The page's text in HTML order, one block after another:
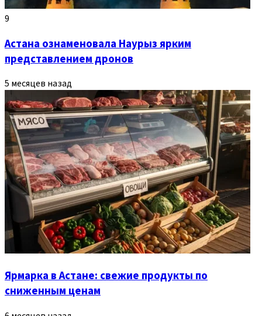
9
Астана ознаменовала Наурыз ярким
представлением дронов
5 месяцев назад
Ярмарка в Астане: свежие продукты по
сниженным ценам